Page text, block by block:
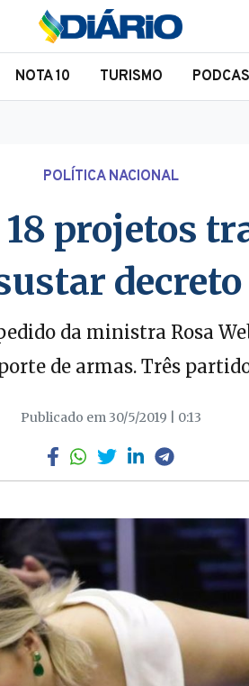
NOTA 10 TURISMO
POLÍTICA NACIONAL
projetos
da ministra Rosa
de armas. Três
Publicado em 30/5/2019 | 0:13